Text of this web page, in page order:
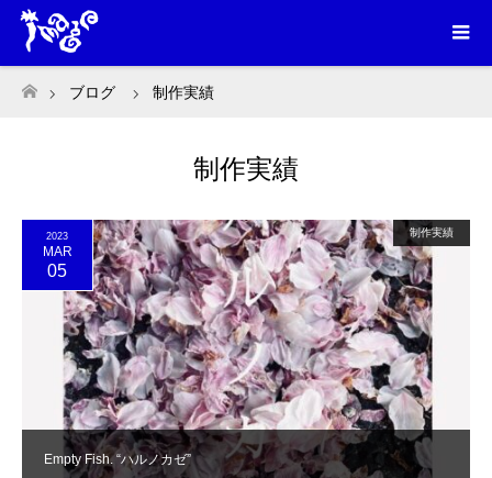
ホーム
ブログ 制作実績
制作実績
Empty Fish. “ハルノカゼ”
2023
MAR
05
制作実績